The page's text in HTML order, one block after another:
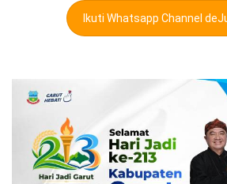
Ikuti Whatsapp Channel